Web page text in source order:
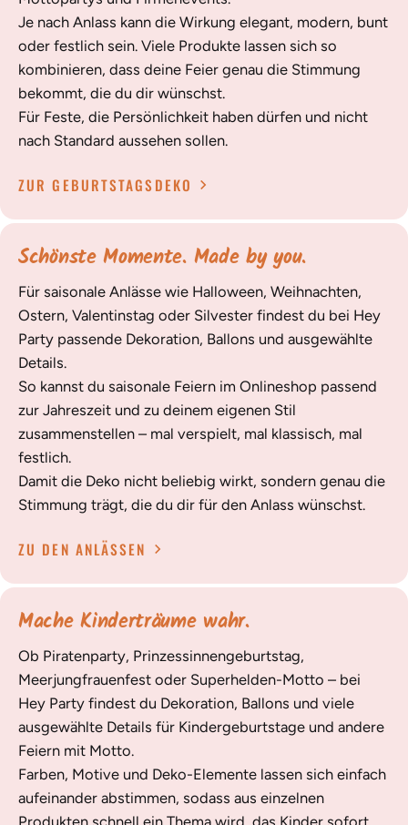
Je nach Anlass kann die Wirkung elegant, modern, bunt
oder festlich sein. Viele Produkte lassen sich so
kombinieren, dass deine Feier genau die Stimmung
bekommt, die du dir wünschst.
Für Feste, die Persönlichkeit haben dürfen und nicht
nach Standard aussehen sollen.
ZUR GEBURTSTAGSDEKO
Schönste Momente. Made by you.
Für saisonale Anlässe wie Halloween, Weihnachten,
Ostern, Valentinstag oder Silvester findest du bei Hey
Party passende Dekoration, Ballons und ausgewählte
Details.
So kannst du saisonale Feiern im Onlineshop passend
zur Jahreszeit und zu deinem eigenen Stil
zusammenstellen – mal verspielt, mal klassisch, mal
festlich.
Damit die Deko nicht beliebig wirkt, sondern genau die
Stimmung trägt, die du dir für den Anlass wünschst.
ZU DEN ANLÄSSEN
Mache Kinderträume wahr.
Ob Piratenparty, Prinzessinnengeburtstag,
Meerjungfrauenfest oder Superhelden-Motto – bei
Hey Party findest du Dekoration, Ballons und viele
ausgewählte Details für Kindergeburtstage und andere
Feiern mit Motto.
Farben, Motive und Deko-Elemente lassen sich einfach
aufeinander abstimmen, sodass aus einzelnen